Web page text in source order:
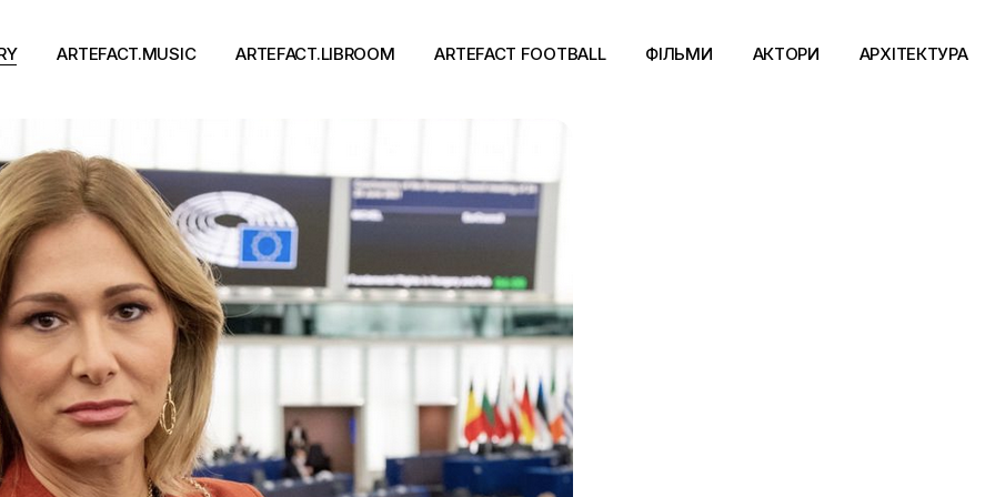
ARTEFACT.MUSIC
Виконавці
Альбоми
Концерти
ARTEFACT.LIBROOM
Письменники
Події
ARTEFACT FOOTBALL ФІЛЬМИ АКТОРИ АРХІТЕКТУРА